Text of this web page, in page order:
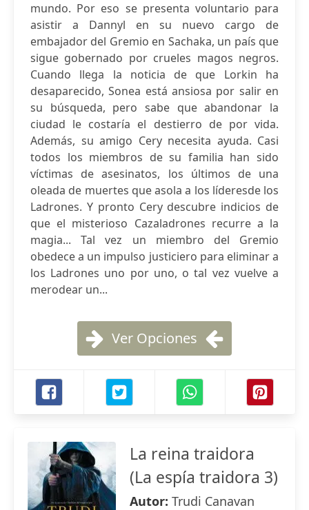
mundo. Por eso se presenta voluntario para
asistir a Dannyl en su nuevo cargo de
embajador del Gremio en Sachaka, un país que
sigue gobernado por crueles magos negros.
Cuando llega la noticia de que Lorkin ha
desaparecido, Sonea está ansiosa por salir en
su búsqueda, pero sabe que abandonar la
ciudad le costaría el destierro de por vida.
Además, su amigo Cery necesita ayuda. Casi
todos los miembros de su familia han sido
víctimas de asesinatos, los últimos de una
oleada de muertes que asola a los líderesde los
Ladrones. Y pronto Cery descubre indicios de
que el misterioso Cazaladrones recurre a la
magia... Tal vez un miembro del Gremio
obedece a un impulso justiciero para eliminar a
los Ladrones uno por uno, o tal vez vuelve a
merodear un...
Ver Opciones
La reina traidora
(La espía traidora 3)
Autor: Trudi Canavan